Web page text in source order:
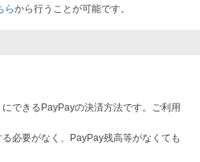
らから行うことが可能です。
できるPayPayの決済方法です。ご利用
必要がなく、PayPay残高等がなくても